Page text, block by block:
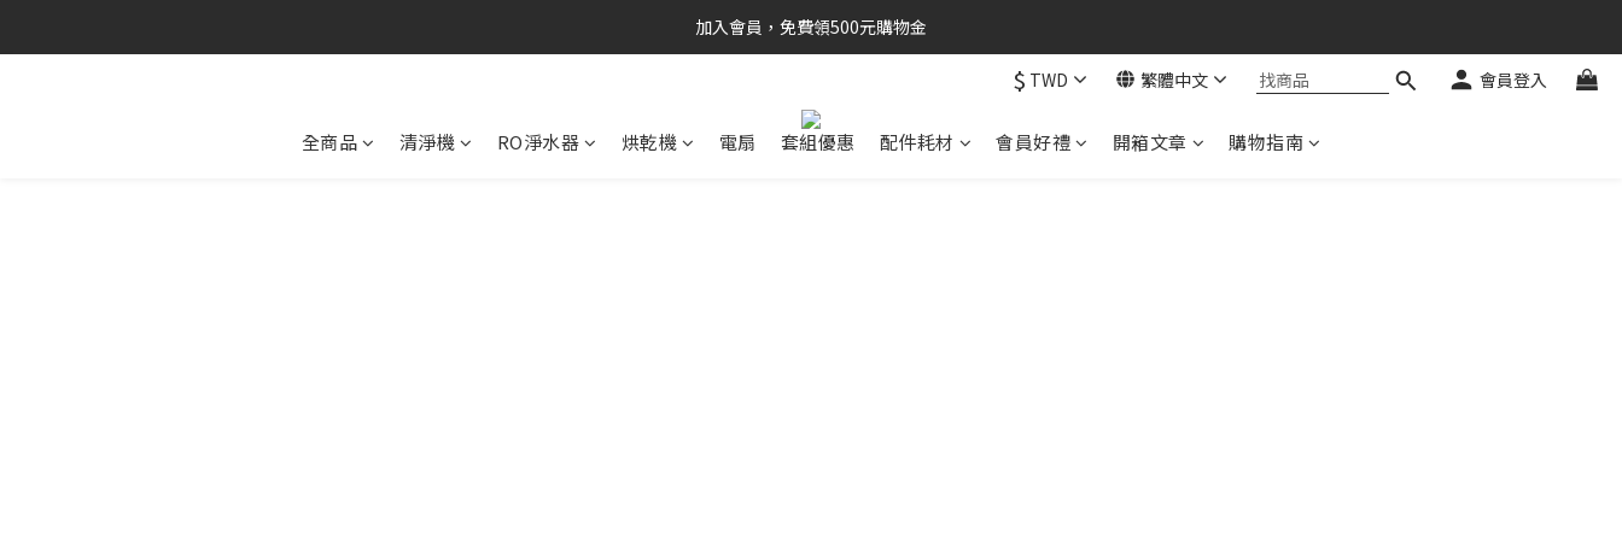
加入會員，免費領500元購物金
$ TWD 繁體中文 會員登入
全商品 清淨機 RO淨水器 烘乾機 電扇 套組優惠 配件耗材 會員好禮 開箱文章 購物指南